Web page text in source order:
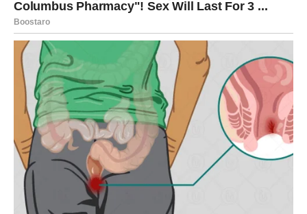
pogled na život. Možda ćete shvatiti da ono što ste
nekada želeli sada dolazi u drugačijem obliku, ali sa
mnogo većim smislom. Sudbina vam daje ono što vam je
zaista potrebno, čak i ako to nije identično onome što ste
zamišljali.
Na polju ljubavi, Strelac ulazi u fazu u kojoj se iskrenost
isplati. Ako ste bili otvoreni i verni sebi, sada dolazi osoba
ili situacija koja vam vraća veru u emocije. Ovo nije ljubav
koja se rasplamsa i brzo izgori – ovo je odnos koji se
gradi polako, ali ima potencijal da traje. Vaše želje u vezi
sa slobodom, razumevanjem i zajedničkim rastom sada